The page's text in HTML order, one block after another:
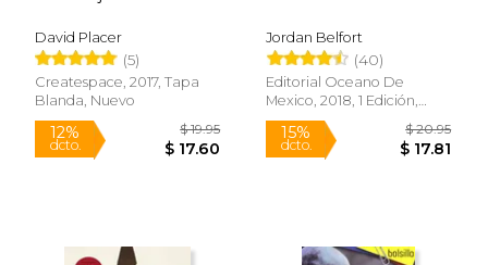
David Placer
(5)
Createspace, 2017, Tapa
Blanda, Nuevo
Jordan Belfort
(40)
Editorial Oceano De
Mexico, 2018, 1 Edición,
Tapa Blanda, Nuevo